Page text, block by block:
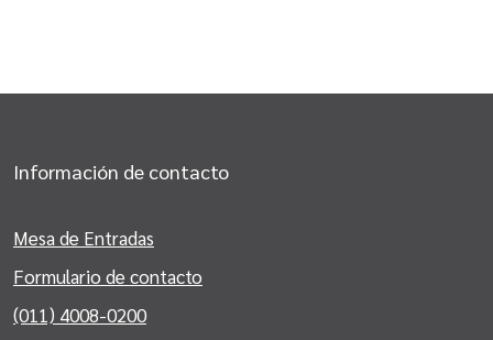
Información de contacto
Mesa de Entradas
Formulario de contacto
(011) 4008-0200